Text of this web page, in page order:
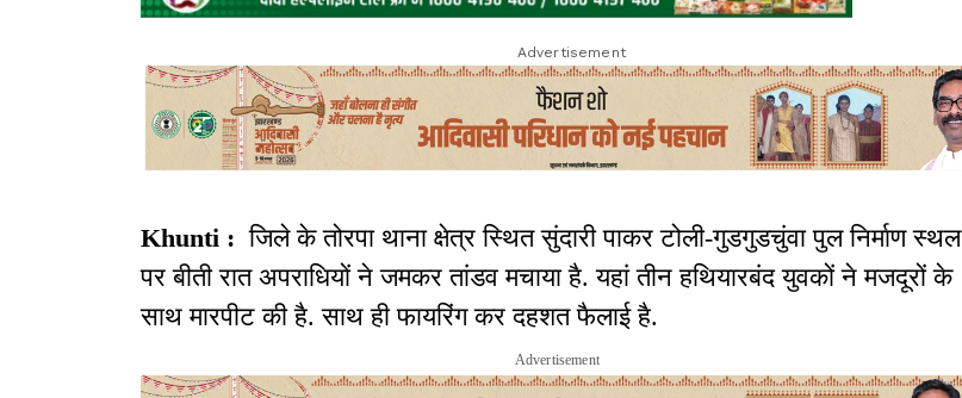
Advertisement
Khunti : जिले के तोरपा थाना क्षेत्र स्थित सुंदारी पाकर टोली-गुडगुडचुंवा पुल निर्माण स्थल
पर बीती रात अपराधियों ने जमकर तांडव मचाया है. यहां तीन हथियारबंद युवकों ने मजदूरों के
साथ मारपीट की है. साथ ही फायरिंग कर दहशत फैलाई है.
Advertisement